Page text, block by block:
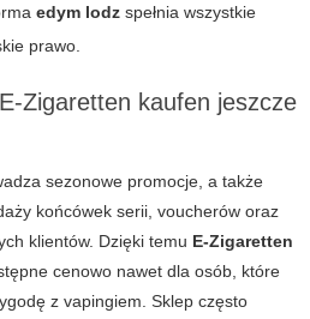
edym lodz spełnia wszystkie
prawo.
E-Zigaretten kaufen jeszcze
sezonowe promocje, a także
końcówek serii, voucherów oraz
klientów. Dzięki temu E-Zigaretten
cenowo nawet dla osób, które
z vapingiem. Sklep często